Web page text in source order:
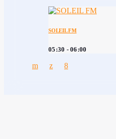
SOLEIL FM
05:30 - 06:00